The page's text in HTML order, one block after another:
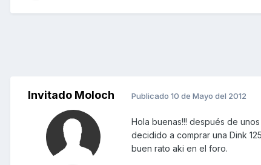
Invitado Moloch Publicado 10 de Mayo del 2012
Hola buenas!!! después de
decidido a comprar una Dink
buen rato aki en el foro.